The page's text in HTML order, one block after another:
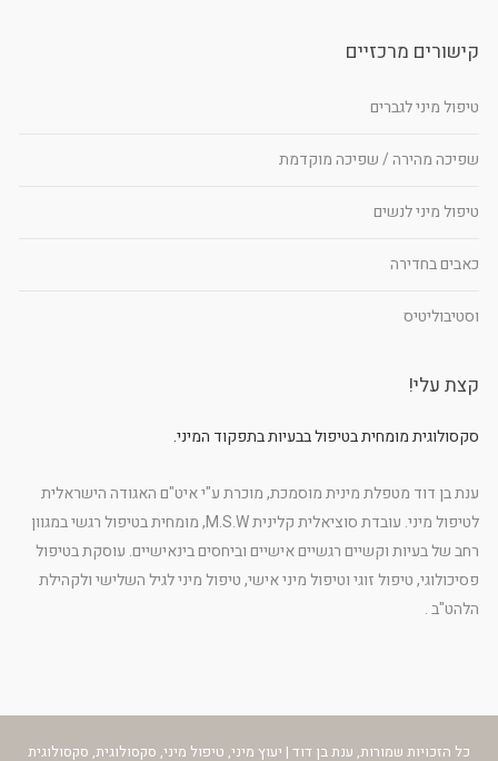
קישורים מרכזיים
טיפול מיני לגברים
שפיכה מהירה / שפיכה מוקדמת
טיפול מיני לנשים
כאבים בחדירה
וסטיבוליטיס
קצת עלי!
סקסולוגית מומחית בטיפול בבעיות בתפקוד המיני.
ענת בן דוד מטפלת מינית מוסמכת, מוכרת ע"י איט"ם האגודה הישראלית
לטיפול מיני. עובדת סוציאלית קלינית M.S.W, מומחית בטיפול רגשי במגוון
רחב של בעיות וקשיים רגשיים אישיים וביחסים בינאישיים. עוסקת בטיפול
פסיכולוגי, טיפול זוגי וטיפול מיני אישי, טיפול מיני לגיל השלישי ולקהילת
הלהט"ב .
כל הזכויות שמורות, ענת בן דוד | יעוץ מיני, טיפול מיני, סקסולוגית, סקסולוגית